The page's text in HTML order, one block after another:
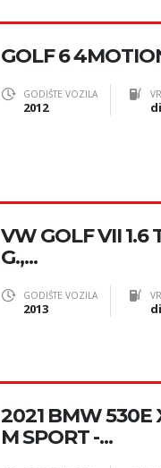
GOLF 6
GODIŠTE VOZILA
2012
VW GOLF VII 1.6
G.,...
GODIŠTE VOZILA
2013
2021 BMW 530E
M SPORT -...